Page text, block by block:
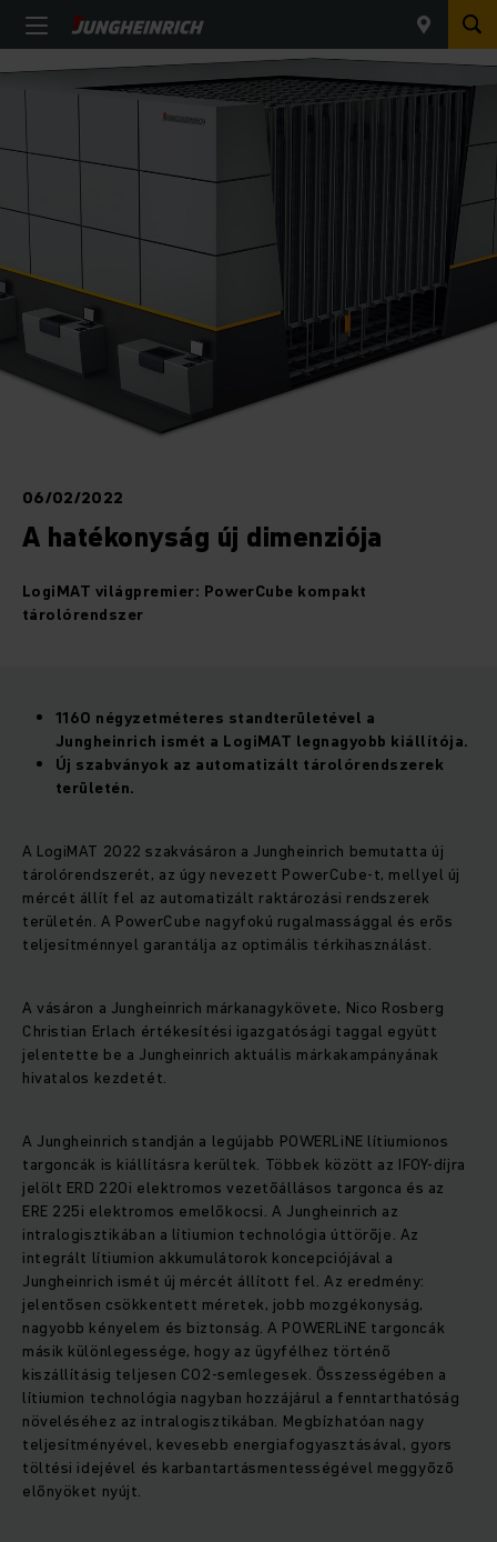
06/02/2022
A hatékonyság új dimenziója
LogiMAT világpremier: PowerCube kompakt
tárolórendszer
1160 négyzetméteres standterületével a
Jungheinrich ismét a LogiMAT legnagyobb kiállítója.
Új szabványok az automatizált tárolórendszerek
területén.
A LogiMAT 2022 szakvásáron a Jungheinrich bemutatta új
tárolórendszerét, az úgy nevezett PowerCube-t, mellyel új
mércét állít fel az automatizált raktározási rendszerek
területén. A PowerCube nagyfokú rugalmassággal és erős
teljesítménnyel garantálja az optimális térkihasználást.
A vásáron a Jungheinrich márkanagykövete, Nico Rosberg
Christian Erlach értékesítési igazgatósági taggal együtt
jelentette be a Jungheinrich aktuális márkakampányának
hivatalos kezdetét.
A Jungheinrich standján a legújabb POWERLiNE lítiumionos
targoncák is kiállításra kerültek. Többek között az IFOY-díjra
jelölt ERD 220i elektromos vezetőállásos targonca és az
ERE 225i elektromos emelőkocsi. A Jungheinrich az
intralogisztikában a lítiumion technológia úttörője. Az
integrált lítiumion akkumulátorok koncepciójával a
Jungheinrich ismét új mércét állított fel. Az eredmény:
jelentősen csökkentett méretek, jobb mozgékonyság,
nagyobb kényelem és biztonság. A POWERLiNE targoncák
másik különlegessége, hogy az ügyfélhez történő
kiszállításig teljesen CO2-semlegesek. Összességében a
lítiumion technológia nagyban hozzájárul a fenntarthatóság
növeléséhez az intralogisztikában. Megbízhatóan nagy
teljesítményével, kevesebb energiafogyasztásával, gyors
töltési idejével és karbantartásmentességével meggyőző
előnyöket nyújt.